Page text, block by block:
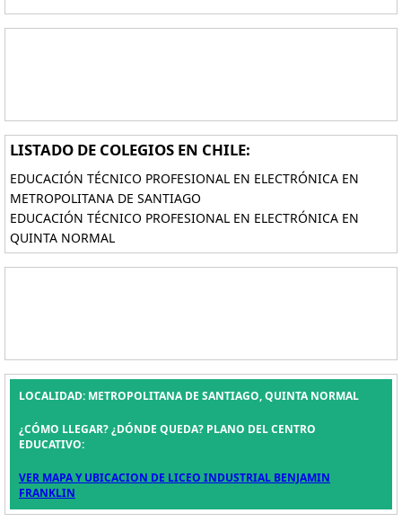
LISTADO DE COLEGIOS EN CHILE:
EDUCACIÓN TÉCNICO PROFESIONAL EN ELECTRÓNICA EN
METROPOLITANA DE SANTIAGO
EDUCACIÓN TÉCNICO PROFESIONAL EN ELECTRÓNICA EN
QUINTA NORMAL
LOCALIDAD: METROPOLITANA DE SANTIAGO, QUINTA NORMAL
¿CÓMO LLEGAR? ¿DÓNDE QUEDA? PLANO DEL CENTRO
EDUCATIVO:
VER MAPA Y UBICACION DE LICEO INDUSTRIAL BENJAMIN
FRANKLIN